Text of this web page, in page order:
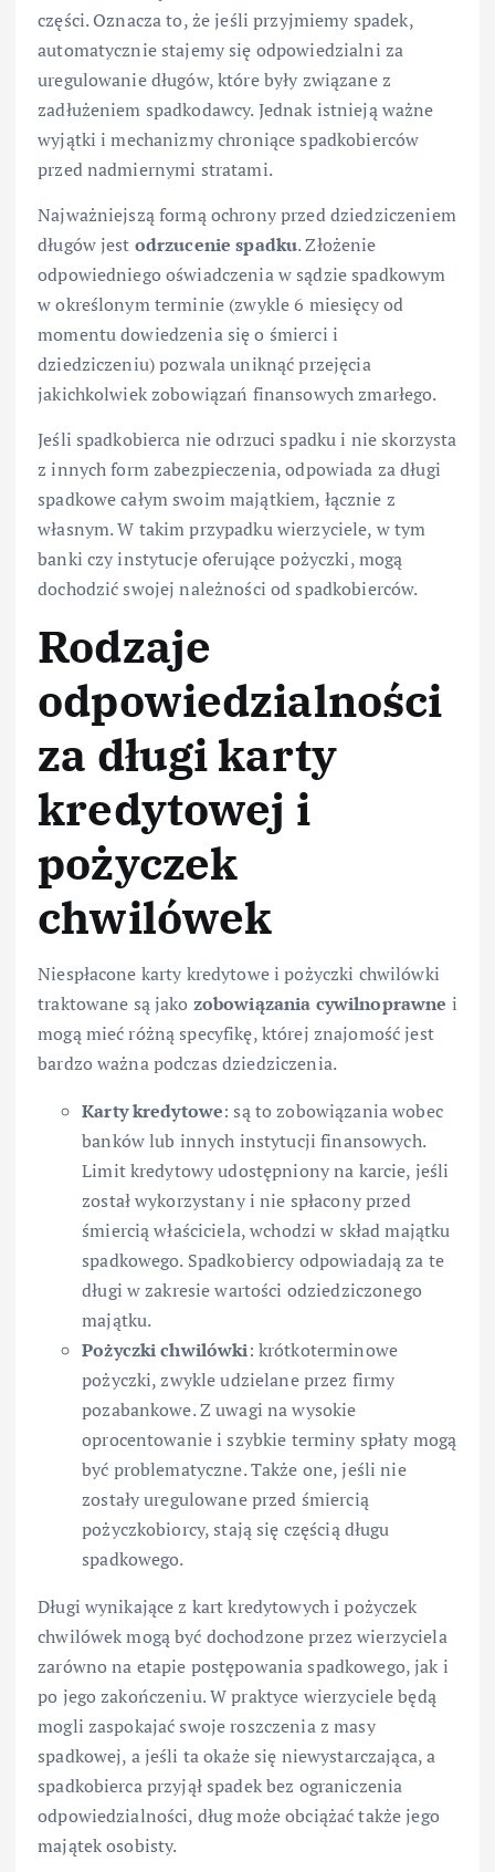
części. Oznacza to, że jeśli przyjmiemy spadek,
automatycznie stajemy się odpowiedzialni za
uregulowanie długów, które były związane z
zadłużeniem spadkodawcy. Jednak istnieją ważne
wyjątki i mechanizmy chroniące spadkobierców
przed nadmiernymi stratami.
Najważniejszą formą ochrony przed dziedziczeniem
długów jest odrzucenie spadku. Złożenie
odpowiedniego oświadczenia w sądzie spadkowym
w określonym terminie (zwykle 6 miesięcy od
momentu dowiedzenia się o śmierci i
dziedziczeniu) pozwala uniknąć przejęcia
jakichkolwiek zobowiązań finansowych zmarłego.
Jeśli spadkobierca nie odrzuci spadku i nie skorzysta
z innych form zabezpieczenia, odpowiada za długi
spadkowe całym swoim majątkiem, łącznie z
własnym. W takim przypadku wierzyciele, w tym
banki czy instytucje oferujące pożyczki, mogą
dochodzić swojej należności od spadkobierców.
Rodzaje
odpowiedzialności
za długi karty
kredytowej i
pożyczek
chwilówek
Niespłacone karty kredytowe i pożyczki chwilówki
traktowane są jako zobowiązania cywilnoprawne i
mogą mieć różną specyfikę, której znajomość jest
bardzo ważna podczas dziedziczenia.
Karty kredytowe: są to zobowiązania wobec
banków lub innych instytucji finansowych.
Limit kredytowy udostępniony na karcie, jeśli
został wykorzystany i nie spłacony przed
śmiercią właściciela, wchodzi w skład majątku
spadkowego. Spadkobiercy odpowiadają za te
długi w zakresie wartości odziedziczonego
majątku.
Pożyczki chwilówki: krótkoterminowe
pożyczki, zwykle udzielane przez firmy
pozabankowe. Z uwagi na wysokie
oprocentowanie i szybkie terminy spłaty mogą
być problematyczne. Także one, jeśli nie
zostały uregulowane przed śmiercią
pożyczkobiorcy, stają się częścią długu
spadkowego.
Długi wynikające z kart kredytowych i pożyczek
chwilówek mogą być dochodzone przez wierzyciela
zarówno na etapie postępowania spadkowego, jak i
po jego zakończeniu. W praktyce wierzyciele będą
mogli zaspokajać swoje roszczenia z masy
spadkowej, a jeśli ta okaże się niewystarczająca, a
spadkobierca przyjął spadek bez ograniczenia
odpowiedzialności, dług może obciążać także jego
majątek osobisty.